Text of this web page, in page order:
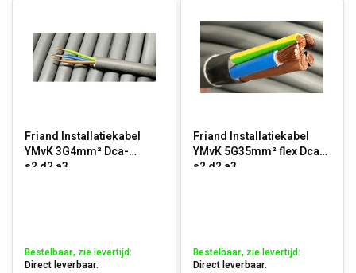
Friand Installatiekabel
YMvK 3G4mm² Dca-
s2,d2,a3
Bestelbaar, zie levertijd:
Direct leverbaar.
Friand Installatiekabel
YMvK 5G35mm² flex Dca-
s2,d2,a3
Bestelbaar, zie levertijd:
Direct leverbaar.